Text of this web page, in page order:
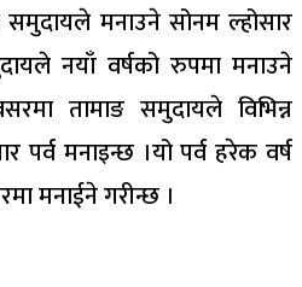
मनाउने सोनम ल्होसार
नयाँ वर्षको रुपमा मनाउने
तामाङ समुदायले विभिन्न
पर्व मनाइन्छ ।यो पर्व हरेक वर्ष
मनाईने गरीन्छ ।